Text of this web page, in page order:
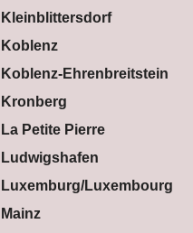
Kleinblittersdorf
Koblenz
Koblenz-Ehrenbreitstein
Kronberg
La Petite Pierre
Ludwigshafen
Luxemburg/Luxembourg
Mainz